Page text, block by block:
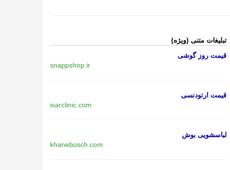
تبلیغات متنی (ویژه)
قیمت روز گوشی
snappshop.ir
قیمت ارتودنسی
isarclinic.com
لباسشویی بوش
khanebosch.com